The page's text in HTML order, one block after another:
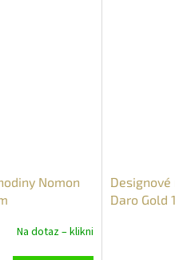
Nomon
Na dotaz – klikni
Daro Gold